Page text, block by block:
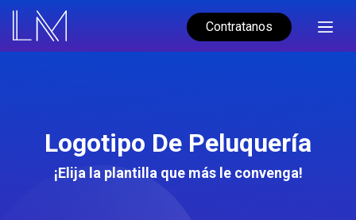
Contratanos
Logotipo De Peluquería
¡Elija la plantilla que más le convenga!